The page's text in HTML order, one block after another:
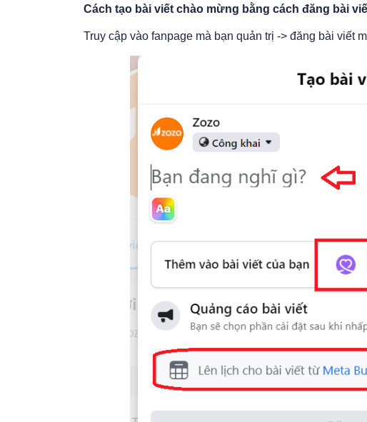
Cách tạo bài viết chào mừng bằng cách đăng bài
Truy cập vào fanpage mà bạn quản trị -> đăng bài viết